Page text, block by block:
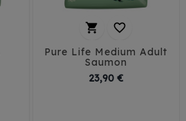
 
Pure Life Medium Adult
Saumon
23,90 €Prix